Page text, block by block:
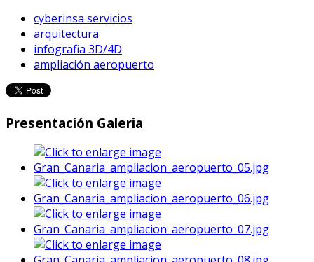
cyberinsa servicios
arquitectura
infografia 3D/4D
ampliación aeropuerto
Presentación Galeria